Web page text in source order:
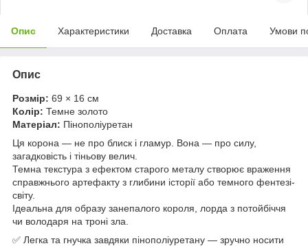
Опис Характеристики Доставка Оплата Умови
Опис
Розмір: 69 × 16 см
Колір: Темне золото
Матеріал: Пінополіуретан
Ця корона — не про блиск і гламур. Вона — про силу,
загадковість і тіньову велич.
Темна текстура з ефектом старого металу створює враження
справжнього артефакту з глибини історії або темного фентезі-
світу.
Ідеальна для образу занепалого короля, лорда з потойбіччя
чи володаря на троні зла.
✅ Легка та гнучка завдяки пінополіуретану — зручно носити